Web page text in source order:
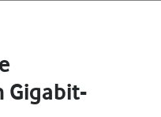
Gigabit-